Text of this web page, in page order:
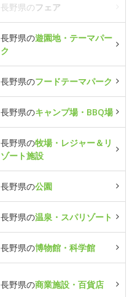
長野県のフェア
長野県の遊園地・テーマパー
ク
長野県のフードテーマパーク
長野県のキャンプ場・BBQ場
長野県の牧場・レジャー＆リ
ゾート施設
長野県の公園
長野県の温泉・スパリゾート
長野県の博物館・科学館
長野県の商業施設・百貨店